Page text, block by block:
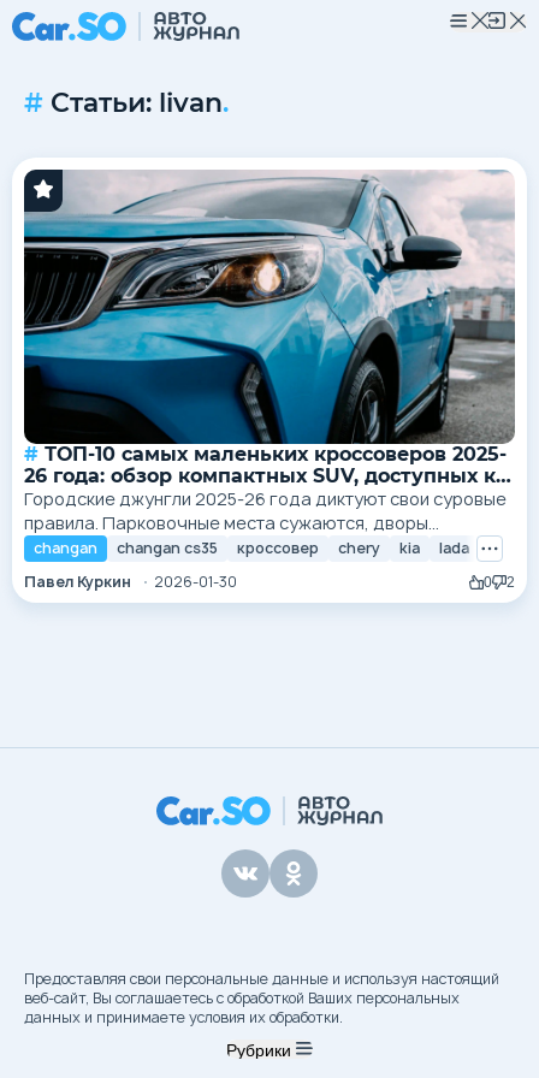
Рубрики
Статьи: livan.
26 года: обзор компактных SUV, доступных к
покупке
Городские джунгли 2025-26 года диктуют свои суровые
правила. Парковочные места сужаются, дворы
становятся теснее, а трафик — плотнее. В таких условиях
огромные внедорожники теряют свою
привлекательность, уступая место маневренным и юрким
changan changan cs35 кроссовер chery kia lada gac
Павел Куркин
2026-01-30 0 2
Предоставляя свои персональные данные и используя настоящий
веб-сайт, Вы соглашаетесь с обработкой Ваших персональных
данных и принимаете условия их обработки.